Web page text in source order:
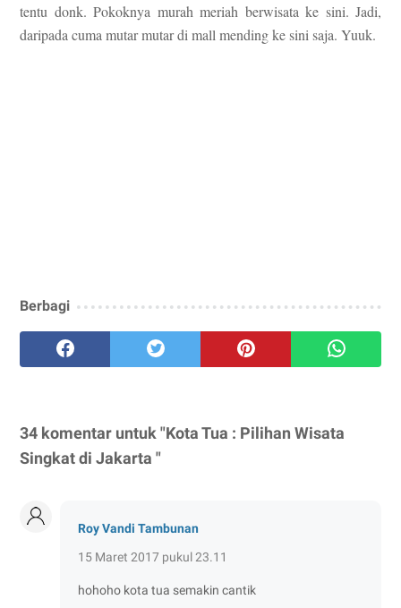
tentu donk. Pokoknya murah meriah berwisata ke sini. Jadi,
daripada cuma mutar mutar di mall mending ke sini saja. Yuuk.
Berbagi
34 komentar untuk "Kota Tua : Pilihan Wisata
Singkat di Jakarta "
Roy Vandi Tambunan
15 Maret 2017 pukul 23.11
hohoho kota tua semakin cantik